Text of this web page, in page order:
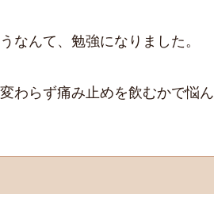
なんて、勉強になりました。
わらず痛み止めを飲むかで悩